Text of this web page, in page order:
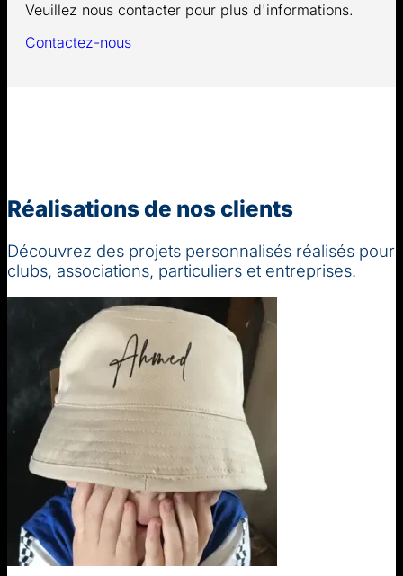
Veuillez nous contacter pour plus d'informations.
Contactez-nous
Réalisations de nos clients
Découvrez des projets personnalisés réalisés pour
clubs, associations, particuliers et entreprises.